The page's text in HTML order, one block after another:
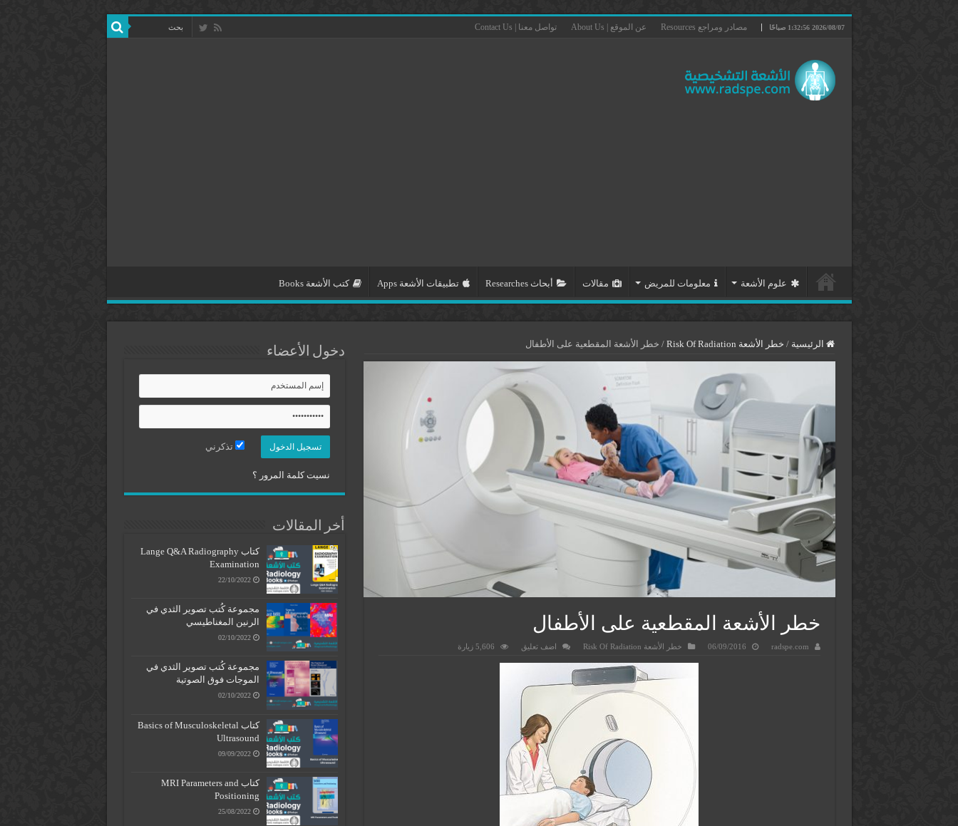
2026/08/07 1:32:56 صباحًا مصادر ومراجع Resources عن الموقع | About Us تواصل معنا | Contact Us
علوم الأشعة معلومات للمريض مقالات أبحاث Researches تطبيقات الأشعة Apps كتب الأشعة Books
الرئيسية / خطر الأشعة Risk Of Radiation / خطر الأشعة المقطعية على الأطفال
خطر الأشعة المقطعية على الأطفال
radspe.com
06/09/2016 خطر الأشعة Risk Of Radiation اضف تعليق 5,606 زيارة
دخول الأعضاء
تذكرني
نسيت كلمة المرور ؟
أخر المقالات
كتاب Lange Q&A Radiography
Examination
22/10/2022
مجموعة كُتب تصوير الثدي في
الرنين المغناطيسي
02/10/2022
مجموعة كُتب تصوير الثدي في
الموجات فوق الصوتية
02/10/2022
كتاب Basics of Musculoskeletal
Ultrasound
09/09/2022
كتاب MRI Parameters and
Positioning
25/08/2022